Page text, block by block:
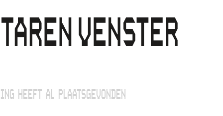
HEEFT AL PLAATSGEVONDEN